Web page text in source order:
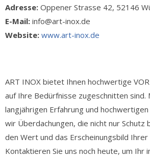
Adresse: Oppener Strasse 42, 52146
E-Mail: info@art-inox.de
Website: www.art-inox.de
ART INOX bietet Ihnen hochwertige
auf Ihre Bedürfnisse zugeschnitten sind.
langjährigen Erfahrung und
wir Überdachungen, die nicht nur Schutz
den Wert und das Erscheinungsbild
Kontaktieren Sie uns noch heute, um Ihr